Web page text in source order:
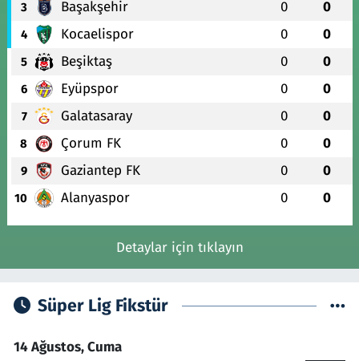
3 Başakşehir 0 0
4 Kocaelispor 0 0
5 Beşiktaş 0 0
6 Eyüpspor 0 0
7 Galatasaray 0 0
8 Çorum FK 0 0
9 Gaziantep FK 0 0
10 Alanyaspor 0 0
Detaylar için tıklayın
Süper Lig Fikstür
14 Ağustos, Cuma